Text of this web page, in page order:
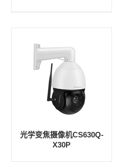
光学变焦摄像机CS630Q-
X30P